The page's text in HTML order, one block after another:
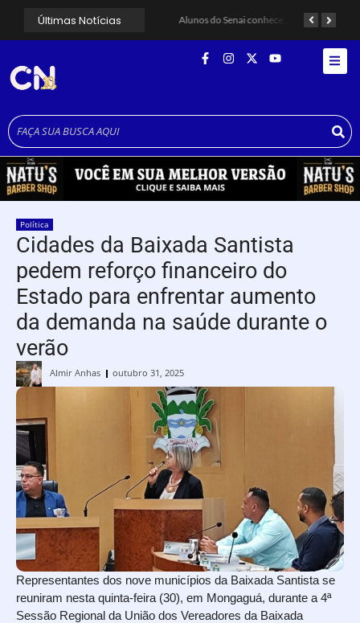
Últimas Notícias Alunos do Senai conhecem Projeto Barco Escola em Cubatão
Política
Cidades da Baixada Santista
pedem reforço financeiro do
Estado para enfrentar aumento
da demanda na saúde durante o
verão
Almir Anhas outubro 31, 2025
Representantes dos nove municípios da Baixada Santista se
reuniram nesta quinta-feira (30), em Mongaguá, durante a 4ª
Sessão Regional da União dos Vereadores da Baixada